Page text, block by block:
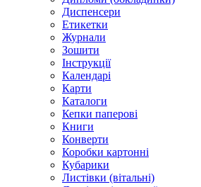
Диспенсери
Етикетки
Журнали
Зошити
Інструкції
Календарі
Карти
Каталоги
Кепки паперові
Книги
Конверти
Коробки картонні
Кубарики
Листівки (вітальні)